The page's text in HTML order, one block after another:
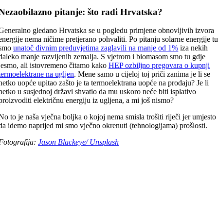
pitanje: što radi Hrvatska?
gledano Hrvatska se u pogledu primjene obnovljivih izvora
nema ničime pretjerano pohvaliti. Po pitanju solarne energije tu
unatoč divnim preduvjetima zaglavili na manje od 1% iza nekih
manje razvijenih zemalja. S vjetrom i biomasom smo tu gdje
ali istovremeno čitamo kakoHEP ozbiljno pregovara o kupnji
na ugljen. Mene samo u cijeloj toj priči zanima je li se
uopće upitao zašto je ta termoelektrana uopće na prodaju? Je li
u susjednoj državi shvatio da mu uskoro neće biti isplativo
električnu energiju iz ugljena, a mi još nismo?
to je naša vječna boljka o kojoj nema smisla trošiti riječi jer umjesto
idemo naprijed mi smo vječno okrenuti (tehnologijama) prošlosti.
Jason Blackeye/ Unsplash